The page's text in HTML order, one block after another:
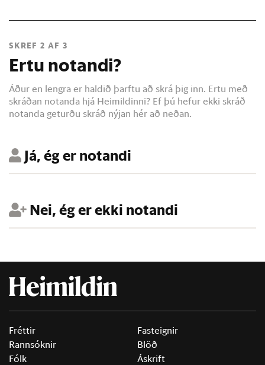
SKREF 2 AF 3
Ertu notandi?
Áður en lengra er haldið þarftu að skrá þig inn. Ertu með
skráðan notanda hjá Heimildinni? Ef þú hefur ekki skráð
notanda geturðu skráð nýjan hér að neðan.
Já, ég er notandi
Nei, ég er ekki notandi
Fréttir
Rannsóknir
Fólk
Fasteignir
Blöð
Áskrift